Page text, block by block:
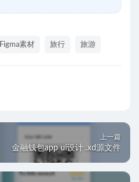
Figma素材 旅行 旅游
上一篇
金融钱包app ui设计 .xd源文件